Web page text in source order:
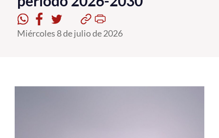
Admisión
Miércoles 8 de julio de 2026